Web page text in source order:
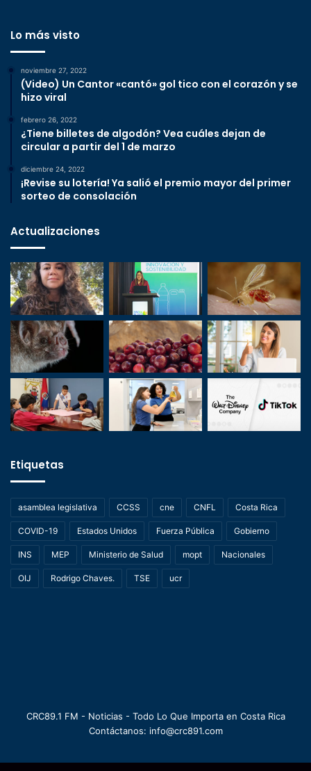
Lo más visto
noviembre 27, 2022
(Video) Un Cantor «cantó» gol tico con el corazón y se
hizo viral
febrero 26, 2022
¿Tiene billetes de algodón? Vea cuáles dejan de
circular a partir del 1 de marzo
diciembre 24, 2022
¡Revise su lotería! Ya salió el premio mayor del primer
sorteo de consolación
Actualizaciones
Etiquetas
asamblea legislativa CCSS cne CNFL Costa Rica
COVID-19 Estados Unidos Fuerza Pública Gobierno
INS MEP Ministerio de Salud mopt Nacionales
OIJ Rodrigo Chaves. TSE ucr
CRC89.1 FM - Noticias - Todo Lo Que Importa en Costa Rica
Contáctanos: info@crc891.com